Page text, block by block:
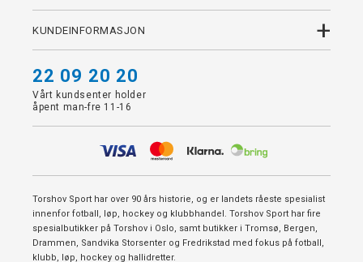
KUNDEINFORMASJON +
22 09 20 20
Vårt kundsenter holder
åpent man-fre 11-16
Torshov Sport har over 90 års historie, og er landets råeste spesialist
innenfor fotball, løp, hockey og klubbhandel. Torshov Sport har fire
spesialbutikker på Torshov i Oslo, samt butikker i Tromsø, Bergen,
Drammen, Sandvika Storsenter og Fredrikstad med fokus på fotball,
klubb, løp, hockey og hallidretter.